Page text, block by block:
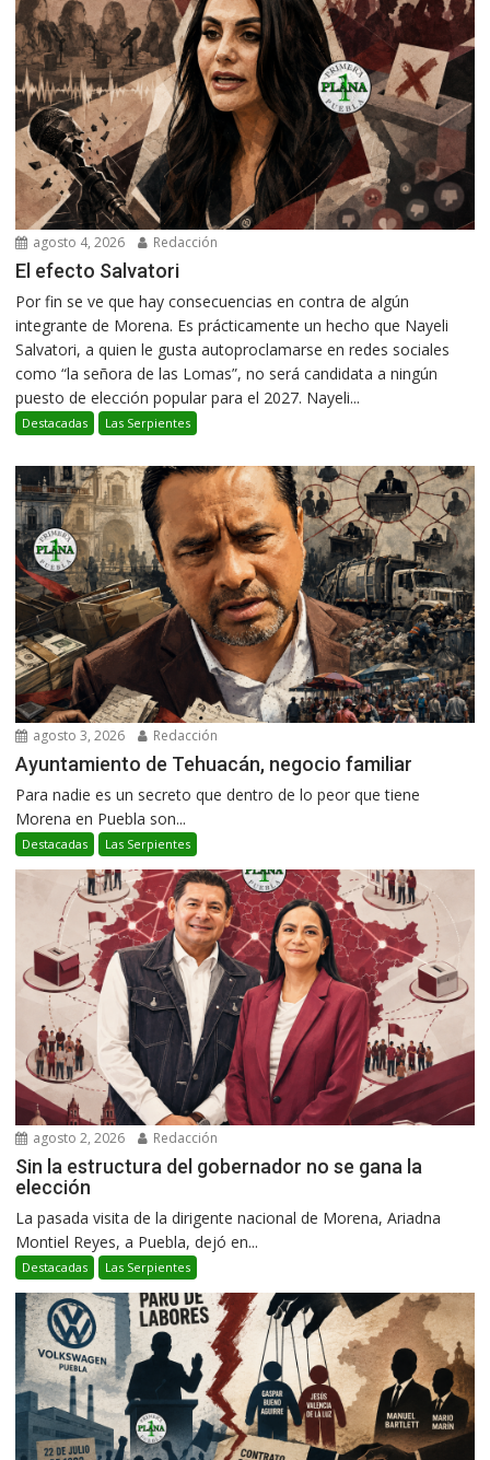
agosto 4, 2026 Redacción
El efecto Salvatori
Por fin se ve que hay consecuencias en contra de algún
integrante de Morena. Es prácticamente un hecho que Nayeli
Salvatori, a quien le gusta autoproclamarse en redes sociales
como “la señora de las Lomas”, no será candidata a ningún
puesto de elección popular para el 2027. Nayeli...
Destacadas Las Serpientes
agosto 3, 2026 Redacción
Ayuntamiento de Tehuacán, negocio familiar
Para nadie es un secreto que dentro de lo peor que tiene
Morena en Puebla son...
Destacadas Las Serpientes
agosto 2, 2026 Redacción
Sin la estructura del gobernador no se gana la
elección
La pasada visita de la dirigente nacional de Morena, Ariadna
Montiel Reyes, a Puebla, dejó en...
Destacadas Las Serpientes